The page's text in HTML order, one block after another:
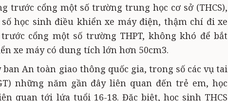
trước cổng một số trường trung học cơ sở (THCS),
học sinh điều khiển xe máy điện, thậm chí đi xe
cổng một số trường THPT, không khó để bắt
xe máy có dung tích lớn hơn 50cm3.
ban An toàn giao thông quốc gia, trong số các vụ tai
những năm gần đây liên quan đến trẻ em, học
quan tới lứa tuổi 16-18. Đặc biệt, học sinh THCS